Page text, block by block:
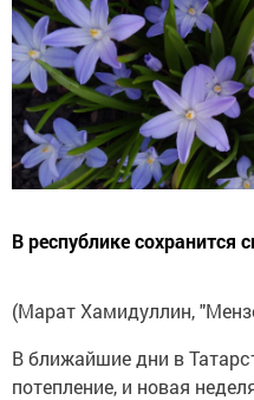
В республике сохранится
(Марат Хамидуллин,
В ближайшие дни в
потепление, и новая